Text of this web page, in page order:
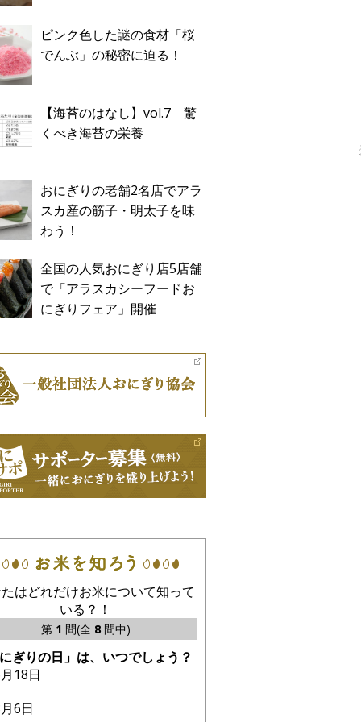
ピンク色した謎の食材「桜
でんぶ」の秘密に迫る！
【海苔のはなし】vol.7 驚
くべき海苔の栄養
おにぎりの老舗2名店でアラ
スカ産の筋子・明太子を味
わう！
全国の人気おにぎり店5店舗
で「アラスカシーフードお
にぎりフェア」開催
はどれだけお米について知って
いる？！
第 1 問(全 8問中)
ぎりの日」は、いつでしょう？
18日
6日